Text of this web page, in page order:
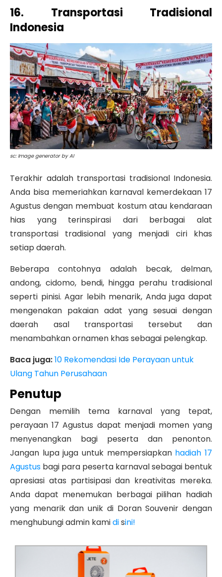
16. Transportasi Tradisional
Indonesia
sc: Image generator by AI
Terakhir adalah transportasi tradisional Indonesia.
Anda bisa memeriahkan karnaval kemerdekaan 17
Agustus dengan membuat kostum atau kendaraan
hias yang terinspirasi dari berbagai alat
transportasi tradisional yang menjadi ciri khas
setiap daerah.
Beberapa contohnya adalah becak, delman,
andong, cidomo, bendi, hingga perahu tradisional
seperti pinisi. Agar lebih menarik, Anda juga dapat
mengenakan pakaian adat yang sesuai dengan
daerah asal transportasi tersebut dan
menambahkan ornamen khas sebagai pelengkap.
Baca juga:10 Rekomendasi Ide Perayaan untuk
Ulang Tahun Perusahaan
Penutup
Dengan memilih tema karnaval yang tepat,
perayaan 17 Agustus dapat menjadi momen yang
menyenangkan bagi peserta dan penonton.
Jangan lupa juga untuk mempersiapkan hadiah 17
Agustus bagi para peserta karnaval sebagai bentuk
apresiasi atas partisipasi dan kreativitas mereka.
Anda dapat menemukan berbagai pilihan hadiah
yang menarik dan unik di Doran Souvenir dengan
menghubungi admin kamidisini!